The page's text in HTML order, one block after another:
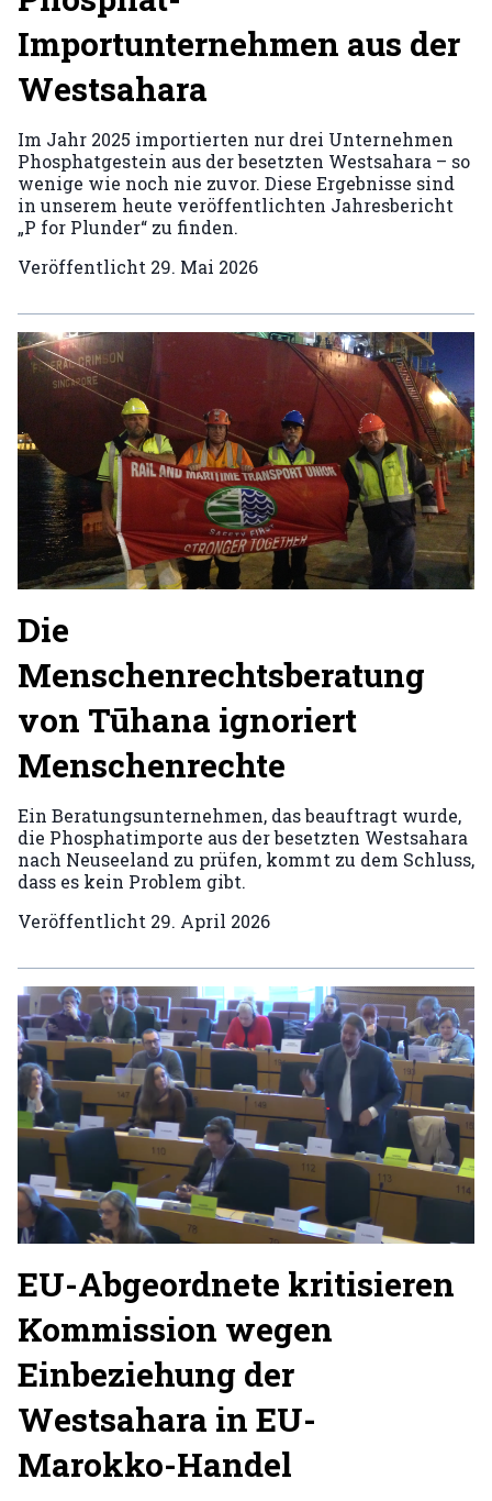
Importunternehmen aus der
Westsahara
Im Jahr 2025 importierten nur drei Unternehmen
Phosphatgestein aus der besetzten Westsahara – so
wenige wie noch nie zuvor. Diese Ergebnisse sind
in unserem heute veröffentlichten Jahresbericht
„P for Plunder“ zu finden.
Veröffentlicht 29. Mai 2026
Die
Menschenrechtsberatung
von Tūhana ignoriert
Menschenrechte
Ein Beratungsunternehmen, das beauftragt wurde,
die Phosphatimporte aus der besetzten Westsahara
nach Neuseeland zu prüfen, kommt zu dem Schluss,
dass es kein Problem gibt.
Veröffentlicht 29. April 2026
EU-Abgeordnete kritisieren
Kommission wegen
Einbeziehung der
Westsahara in EU-
Marokko-Handel